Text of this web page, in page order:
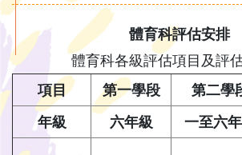
體育科評估安排
體育科各級評估項目及評
項目
第一學段 第二學
年級
六年級 一至六